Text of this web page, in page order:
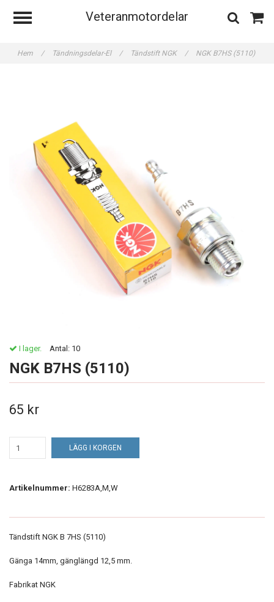
Veteranmotordelar
Hem / Tändningsdelar-El / Tändstift NGK / NGK B7HS (5110)
I lager. Antal: 10
NGK B7HS (5110)
65 kr
LÄGG I KORGEN
Artikelnummer: H6283A,M,W
Tändstift NGK B 7HS (5110)
Gänga 14mm, gänglängd 12,5 mm.
Fabrikat NGK